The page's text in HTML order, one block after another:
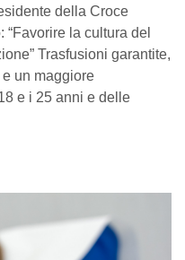
della Croce
la cultura del
Trasfusioni garantite,
un maggiore
e i 25 anni e delle